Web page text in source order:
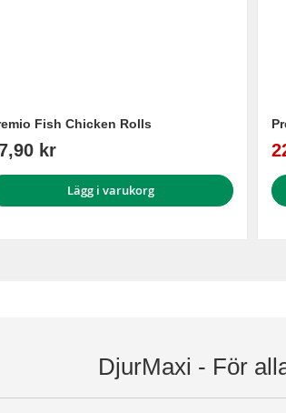
Fish Chicken Rolls
kr
Lägg i varukorg
DjurMaxi - För